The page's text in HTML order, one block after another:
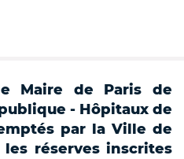
Maire de Paris de
- Hôpitaux de
par la Ville de
réserves inscrites